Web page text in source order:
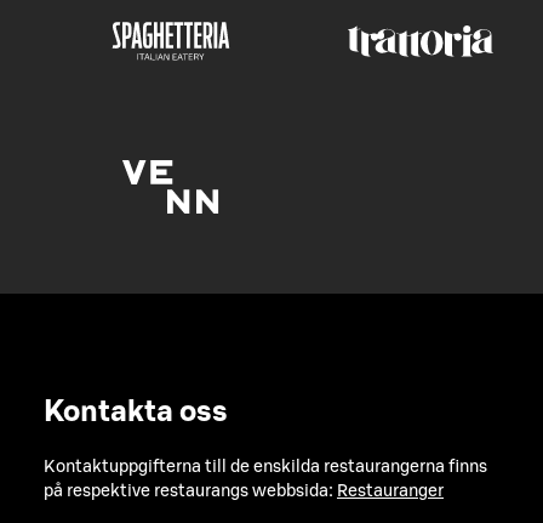
Kontakta oss
Kontaktuppgifterna till de enskilda restaurangerna finns
på respektive restaurangs webbsida: Restauranger